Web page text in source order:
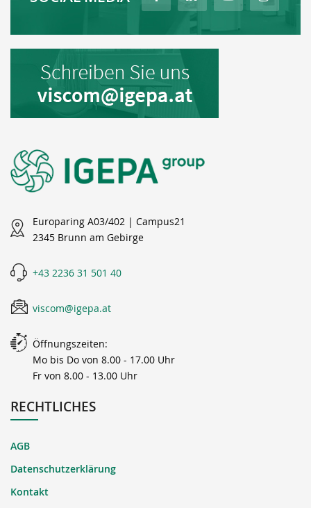
Europaring A03/402 | Campus21
2345 Brunn am Gebirge
+43 2236 31 501 40
viscom@igepa.at
Öffnungszeiten:
Mo bis Do von 8.00 - 17.00 Uhr
Fr von 8.00 - 13.00 Uhr
RECHTLICHES
AGB
Datenschutzerklärung
Kontakt